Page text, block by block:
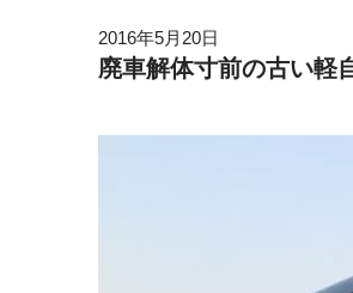
2016年5月20日
廃車解体寸前の古い軽